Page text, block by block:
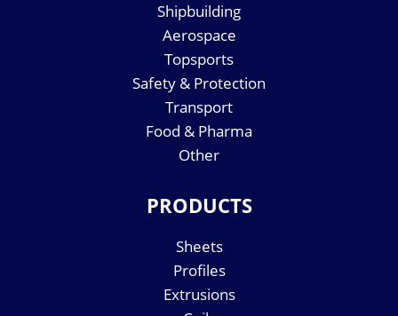
Shipbuilding
Aerospace
Topsports
Safety & Protection
Transport
Food & Pharma
Other
PRODUCTS
Sheets
Profiles
Extrusions